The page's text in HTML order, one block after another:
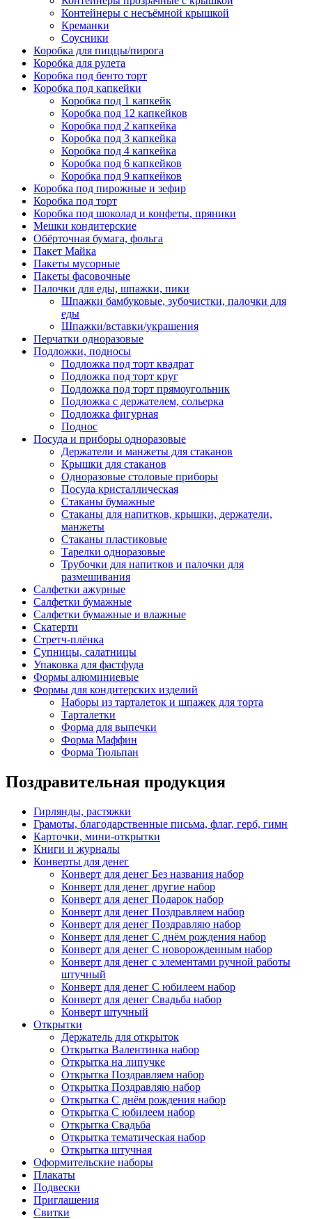
Контейнеры с несъёмной крышкой
Креманки
Соусники
Коробка для пиццы/пирога
Коробка для рулета
Коробка под бенто торт
Коробка под капкейки
Коробка под 1 капкейк
Коробка под 12 капкейков
Коробка под 2 капкейка
Коробка под 3 капкейка
Коробка под 4 капкейка
Коробка под 6 капкейков
Коробка под 9 капкейков
Коробка под пирожные и зефир
Коробка под торт
Коробка под шоколад и конфеты, пряники
Мешки кондитерские
Обёрточная бумага, фольга
Пакет Майка
Пакеты мусорные
Пакеты фасовочные
Палочки для еды, шпажки, пики
Шпажки бамбуковые, зубочистки, палочки для
еды
Шпажки/вставки/украшения
Перчатки одноразовые
Подложки, подносы
Подложка под торт квадрат
Подложка под торт круг
Подложка под торт прямоугольник
Подложка с держателем, сольерка
Подложка фигурная
Поднос
Посуда и приборы одноразовые
Держатели и манжеты для стаканов
Крышки для стаканов
Одноразовые столовые приборы
Посуда кристаллическая
Стаканы бумажные
Стаканы для напитков, крышки, держатели,
манжеты
Стаканы пластиковые
Тарелки одноразовые
Трубочки для напитков и палочки для
размешивания
Салфетки ажурные
Салфетки бумажные
Салфетки бумажные и влажные
Скатерти
Стретч-плёнка
Супницы, салатницы
Упаковка для фастфуда
Формы алюминиевые
Формы для кондитерских изделий
Наборы из тарталеток и шпажек для торта
Тарталетки
Форма для выпечки
Форма Маффин
Форма Тюльпан
Поздравительная продукция
Гирлянды, растяжки
Грамоты, благодарственные письма, флаг, герб, гимн
Карточки, мини-открытки
Книги и журналы
Конверты для денег
Конверт для денег Без названия набор
Конверт для денег другие набор
Конверт для денег Подарок набор
Конверт для денег Поздравляем набор
Конверт для денег Поздравляю набор
Конверт для денег С днём рождения набор
Конверт для денег С новорожденным набор
Конверт для денег с элементами ручной работы
штучный
Конверт для денег С юбилеем набор
Конверт для денег Свадьба набор
Конверт штучный
Открытки
Держатель для открыток
Открытка Валентинка набор
Открытка на липучке
Открытка Поздравляем набор
Открытка Поздравляю набор
Открытка С днём рождения набор
Открытка С юбилеем набор
Открытка Свадьба
Открытка тематическая набор
Открытка штучная
Оформительские наборы
Плакаты
Подвески
Приглашения
Свитки